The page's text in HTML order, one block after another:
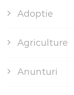
Adoptie
Agriculture
Anunturi